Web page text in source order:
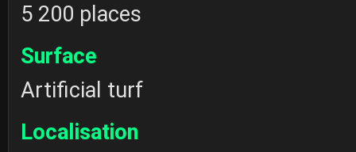
5 200 places
Surface
Artificial turf
Localisation